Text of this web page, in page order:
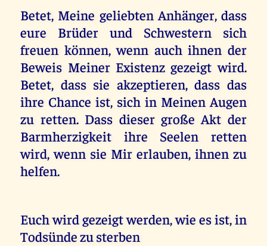
Betet, Meine geliebten Anhänger, dass
eure Brüder und Schwestern sich
freuen können, wenn auch ihnen der
Beweis Meiner Existenz gezeigt wird.
Betet, dass sie akzeptieren, dass das
ihre Chance ist, sich in Meinen Augen
zu retten. Dass dieser große Akt der
Barmherzigkeit ihre Seelen retten
wird, wenn sie Mir erlauben, ihnen zu
helfen.
Euch wird gezeigt werden, wie es ist, in
Todsünde zu sterben